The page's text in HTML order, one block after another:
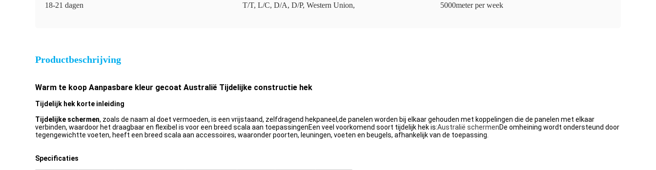
18-21 dagen T/T, L/C, D/A, D/P, Western Union, 5000meter per week
Productbeschrijving
Warm te koop Aanpasbare kleur gecoat Australië Tijdelijke constructie hek
Tijdelijk hek korte inleiding
Tijdelijke schermen, zoals de naam al doet vermoeden, is een vrijstaand, zelfdragend hekpaneel,de panelen worden bij elkaar gehouden met koppelingen die de panelen met elkaar
verbinden, waardoor het draagbaar en flexibel is voor een breed scala aan toepassingenEen veel voorkomend soort tijdelijk hek is:Australië schermenDe omheining wordt ondersteund door
tegengewichtte voeten, heeft een breed scala aan accessoires, waaronder poorten, leuningen, voeten en beugels, afhankelijk van de toepassing.
Specificaties